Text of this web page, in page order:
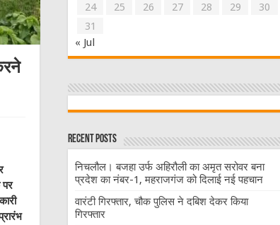
पर
24
25 26 27 28 29
30
31
« Jul
Recent Posts
निचलौल। बजहा उर्फ अहिरौली का अमृत सरोवर बना
प्रदेश का नंबर-1, महराजगंज को दिलाई नई पहचान
वारंटी गिरफ्तार, चौक पुलिस ने दबिश देकर किया
गिरफ्तार